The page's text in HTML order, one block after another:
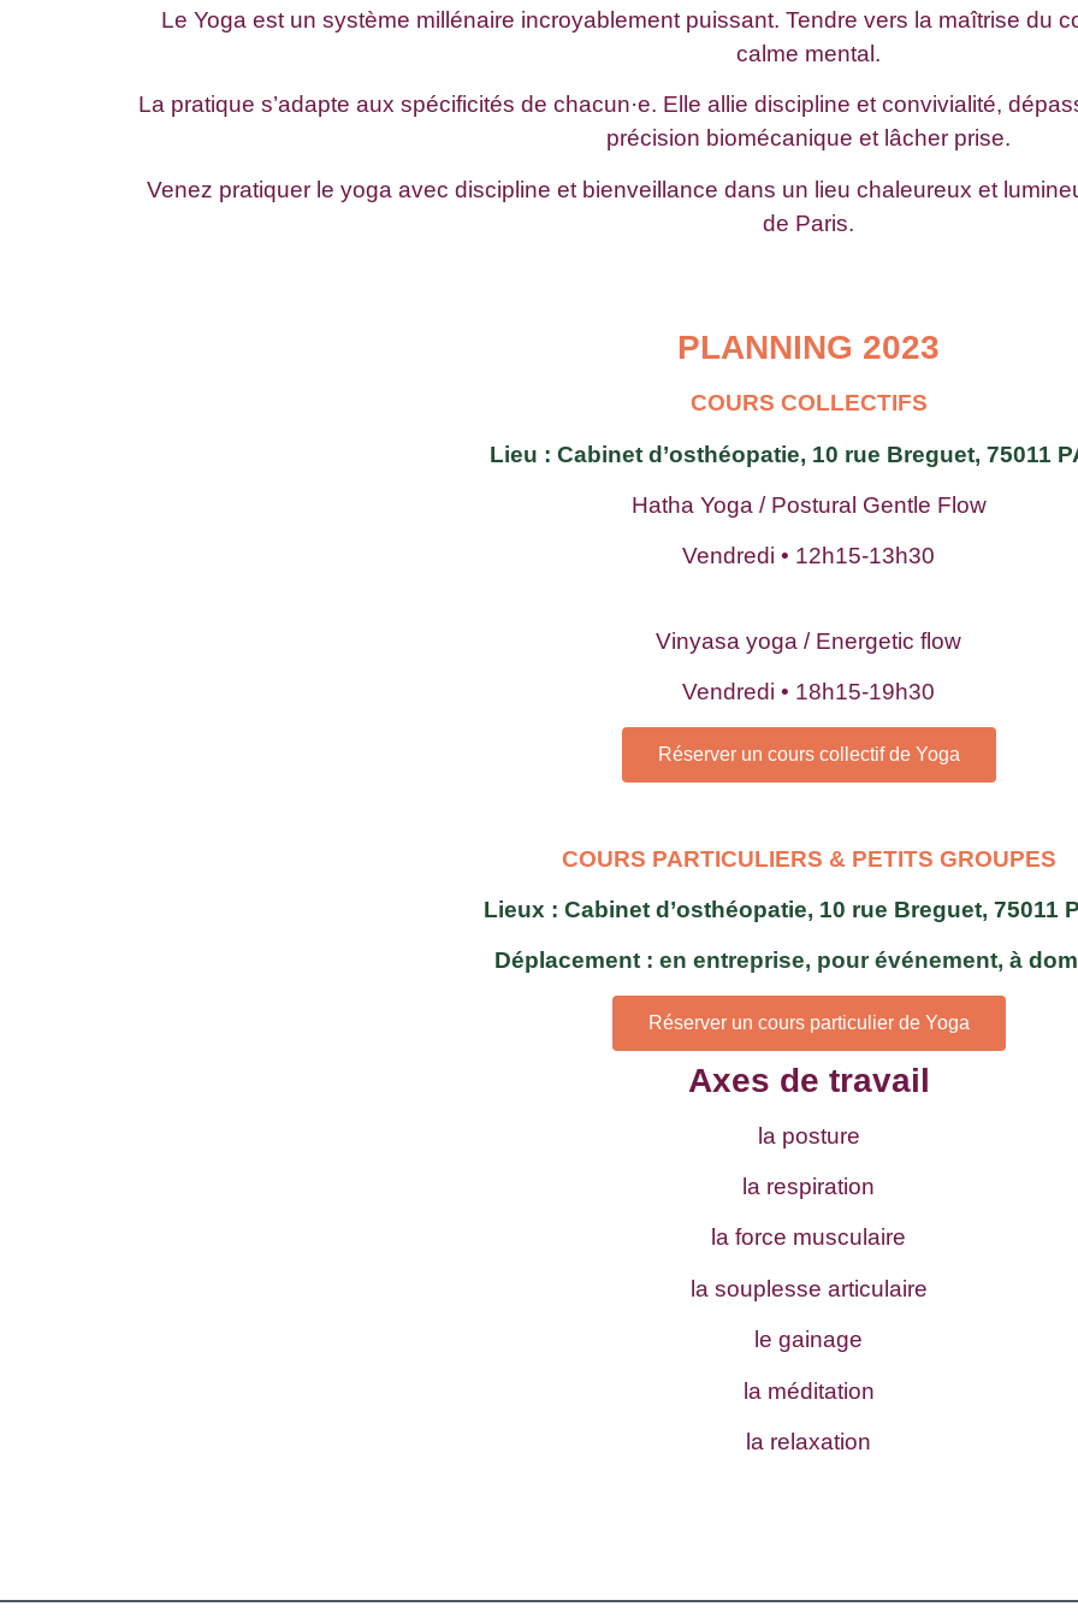
Le Yoga est un système millénaire incroyablement puissant. Tendre vers la maîtrise du
calme mental.
La pratique s’adapte aux spécificités de chacun·e. Elle allie discipline et convivialité,
précision biomécanique et lâcher prise.
Venez pratiquer le yoga avec discipline et bienveillance dans un lieu chaleureux et
de Paris.
PLANNING 2023
COURS COLLECTIFS
Lieu : Cabinet d’osthéopatie, 10 rue Breguet, 75011
Hatha Yoga / Postural Gentle Flow
Vendredi • 12h15-13h30
Vinyasa yoga / Energetic flow
Vendredi • 18h15-19h30
Réserver un cours collectif de Yoga
COURS PARTICULIERS & PETITS GROUPES
Lieux : Cabinet d’osthéopatie, 10 rue Breguet, 75011
Déplacement : en entreprise, pour événement, à
Réserver un cours particulier de Yoga
Axes de travail
la posture
la respiration
la force musculaire
la souplesse articulaire
le gainage
la méditation
la relaxation